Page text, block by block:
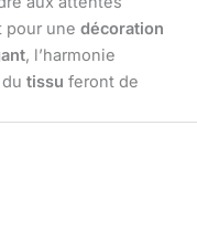
pour une décoration
, l’harmonie
tissu feront de